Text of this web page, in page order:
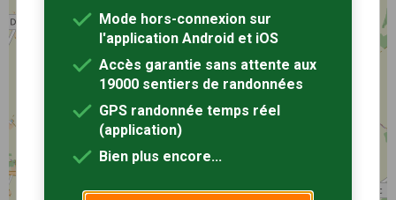
Mode hors-connexion sur
l'application Android et iOS
Accès garantie sans attente aux
19000 sentiers de randonnées
GPS randonnée temps réel
(application)
Bien plus encore...